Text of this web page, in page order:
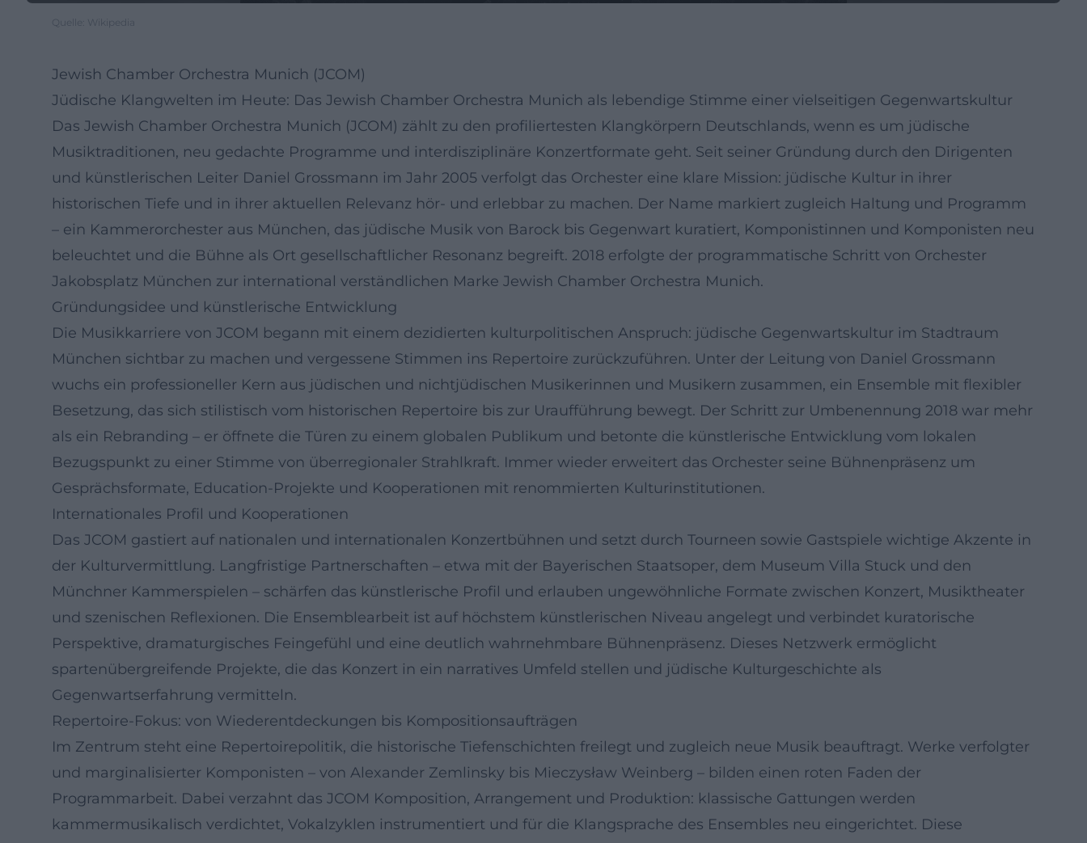
Quelle: Wikipedia
Jewish Chamber Orchestra Munich (JCOM)
Jüdische Klangwelten im Heute: Das Jewish Chamber Orchestra Munich als lebendige Stimme einer vielseitigen Gegenwartskultur
Das Jewish Chamber Orchestra Munich (JCOM) zählt zu den profiliertesten Klangkörpern Deutschlands, wenn es um jüdische
Musiktraditionen, neu gedachte Programme und interdisziplinäre Konzertformate geht. Seit seiner Gründung durch den Dirigenten
und künstlerischen Leiter Daniel Grossmann im Jahr 2005 verfolgt das Orchester eine klare Mission: jüdische Kultur in ihrer
historischen Tiefe und in ihrer aktuellen Relevanz hör- und erlebbar zu machen. Der Name markiert zugleich Haltung und Programm
– ein Kammerorchester aus München, das jüdische Musik von Barock bis Gegenwart kuratiert, Komponistinnen und Komponisten neu
beleuchtet und die Bühne als Ort gesellschaftlicher Resonanz begreift. 2018 erfolgte der programmatische Schritt von Orchester
Jakobsplatz München zur international verständlichen Marke Jewish Chamber Orchestra Munich.
Gründungsidee und künstlerische Entwicklung
Die Musikkarriere von JCOM begann mit einem dezidierten kulturpolitischen Anspruch: jüdische Gegenwartskultur im Stadtraum
München sichtbar zu machen und vergessene Stimmen ins Repertoire zurückzuführen. Unter der Leitung von Daniel Grossmann
wuchs ein professioneller Kern aus jüdischen und nichtjüdischen Musikerinnen und Musikern zusammen, ein Ensemble mit flexibler
Besetzung, das sich stilistisch vom historischen Repertoire bis zur Uraufführung bewegt. Der Schritt zur Umbenennung 2018 war mehr
als ein Rebranding – er öffnete die Türen zu einem globalen Publikum und betonte die künstlerische Entwicklung vom lokalen
Bezugspunkt zu einer Stimme von überregionaler Strahlkraft. Immer wieder erweitert das Orchester seine Bühnenpräsenz um
Gesprächsformate, Education-Projekte und Kooperationen mit renommierten Kulturinstitutionen.
Internationales Profil und Kooperationen
Das JCOM gastiert auf nationalen und internationalen Konzertbühnen und setzt durch Tourneen sowie Gastspiele wichtige Akzente in
der Kulturvermittlung. Langfristige Partnerschaften – etwa mit der Bayerischen Staatsoper, dem Museum Villa Stuck und den
Münchner Kammerspielen – schärfen das künstlerische Profil und erlauben ungewöhnliche Formate zwischen Konzert, Musiktheater
und szenischen Reflexionen. Die Ensemblearbeit ist auf höchstem künstlerischen Niveau angelegt und verbindet kuratorische
Perspektive, dramaturgisches Feingefühl und eine deutlich wahrnehmbare Bühnenpräsenz. Dieses Netzwerk ermöglicht
spartenübergreifende Projekte, die das Konzert in ein narratives Umfeld stellen und jüdische Kulturgeschichte als
Gegenwartserfahrung vermitteln.
Repertoire-Fokus: von Wiederentdeckungen bis Kompositionsaufträgen
Im Zentrum steht eine Repertoirepolitik, die historische Tiefenschichten freilegt und zugleich neue Musik beauftragt. Werke verfolgter
und marginalisierter Komponisten – von Alexander Zemlinsky bis Mieczysław Weinberg – bilden einen roten Faden der
Programmarbeit. Dabei verzahnt das JCOM Komposition, Arrangement und Produktion: klassische Gattungen werden
kammermusikalisch verdichtet, Vokalzyklen instrumentiert und für die Klangsprache des Ensembles neu eingerichtet. Diese